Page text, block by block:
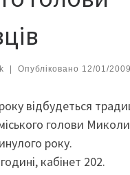
| Опубліковано 12/01/2009
відбудеться
голови
року.
кабінет 202.